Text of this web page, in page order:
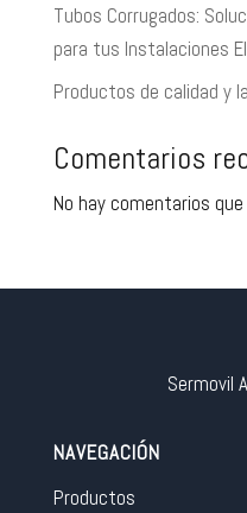
Tubos Corrugados:
para tus Instalaciones
Productos de calidad y
Comentarios
No hay comentarios
Sermovil
NAVEGACIÓN
Productos